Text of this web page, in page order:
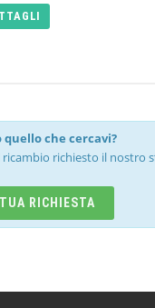
che cercavi?
richiesto il
RICHIESTA